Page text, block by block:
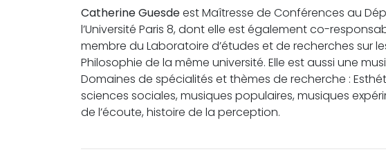
Catherine Guesdeest Maîtresse de Conférences au
l’Université Paris 8, dont elle est également co-
membre du Laboratoire d’études et de recherches sur
Philosophie de la même université. Elle est aussi une
Domaines de spécialités et thèmes de recherche :
sciences sociales, musiques populaires, musiques
de l’écoute, histoire de la perception.